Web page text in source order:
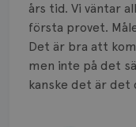
års tid. Vi väntar
första provet.
Det är bra att
men inte på det
kanske det är det